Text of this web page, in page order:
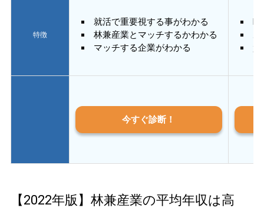
特徴
就活で重要視する事がわかる
林兼産業とマッチするかわかる
マッチする企業がわかる
質
今すぐ診断！
【2022年版】林兼産業の平均年収は高